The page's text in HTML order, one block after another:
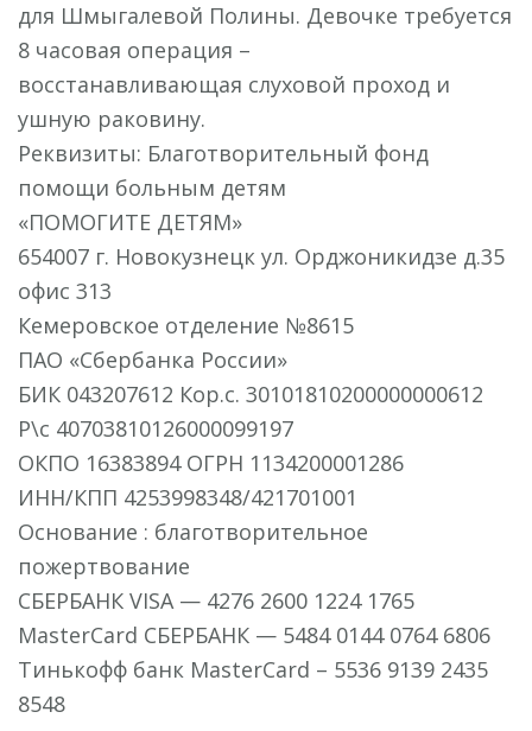
для Шмыгалевой Полины. Девочке требуется
8 часовая операция –
восстанавливающая слуховой проход и
ушную раковину.
Реквизиты: Благотворительный фонд
помощи больным детям
«ПОМОГИТЕ ДЕТЯМ»
654007 г. Новокузнецк ул. Орджоникидзе д.35
офис 313
Кемеровское отделение №8615
ПАО «Сбербанка России»
БИК 043207612 Кор.с. 30101810200000000612
Р\с 40703810126000099197
ОКПО 16383894 ОГРН 1134200001286
ИНН/КПП 4253998348/421701001
Основание : благотворительное
пожертвование
СБЕРБАНК VISA — 4276 2600 1224 1765
MasterCard СБЕРБАНК — 5484 0144 0764 6806
Тинькофф банк MasterCard – 5536 9139 2435
8548